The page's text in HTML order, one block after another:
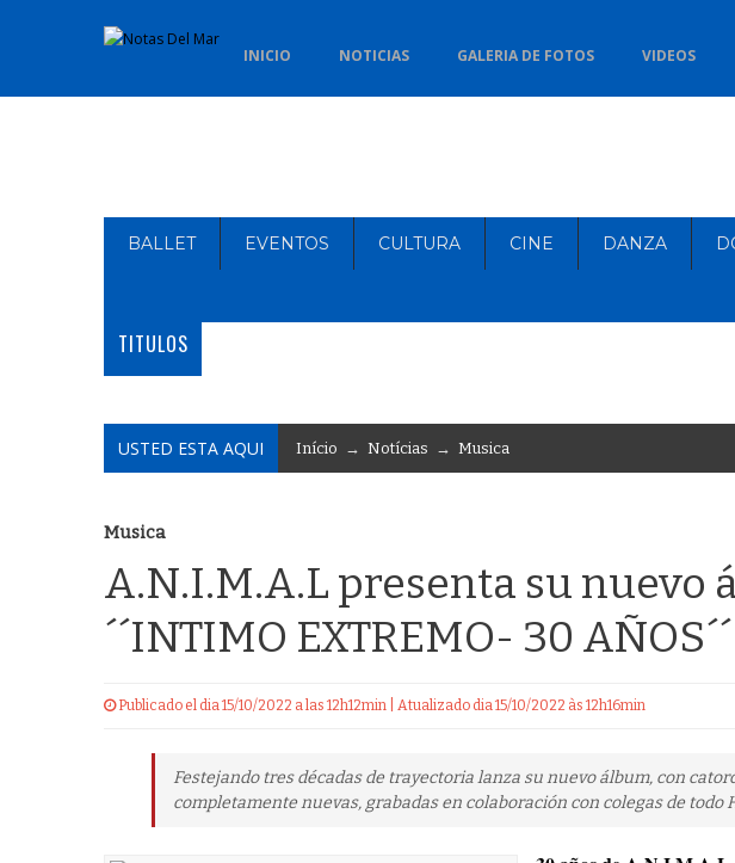
INICIO NOTICIAS GALERIA DE FOTOS VIDEOS
BALLET EVENTOS CULTURA CINE DANZA
TITULOS
USTED ESTA AQUI Início → Notícias → Musica
Musica
A.N.I.M.A.L presenta su nuevo
´´INTIMO EXTREMO- 30 AÑOS´´
Publicado el dia 15/10/2022 a las 12h12min | Atualizado dia 15/10/2022 às 12h16min
Festejando tres décadas de trayectoria lanza su nuevo álbum, con
completamente nuevas, grabadas en colaboración con colegas de todo